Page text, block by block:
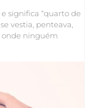
significa “quarto de
vestia, penteava,
onde ninguém